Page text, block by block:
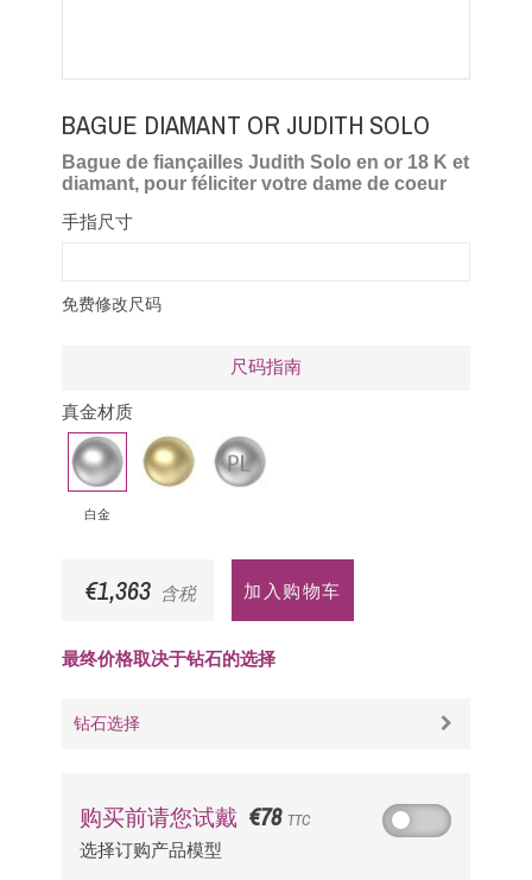
BAGUE DIAMANT OR JUDITH SOLO
Bague de fiançailles Judith Solo en or 18 K et
diamant, pour féliciter votre dame de coeur
手指尺寸
免费修改尺码
尺码指南
真金材质
白
金
白金
黄
金
铂
金
€1,363 含税 加入购物车
最终价格取决于钻石的选择
钻石选择
购买前请您试戴 €78 TTC
选择订购产品模型